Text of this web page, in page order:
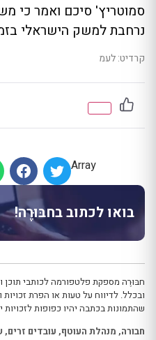
סמוטריץ' סיכם ואמר כי
נרחבת למשק הישראלי
קרדיט: לעמ
Array
בואו לכתוב בחבּוּרֶה!
חבּוּרֶה מספקת פלטפורמה לכותבי תוכן
ובכלל. לדיווח על טעות או הפרת זכויות
שהתמונות בכתבה יהיו כפופות לזכויות
חבורה, מנהלת העוטף, עובדים זרים,